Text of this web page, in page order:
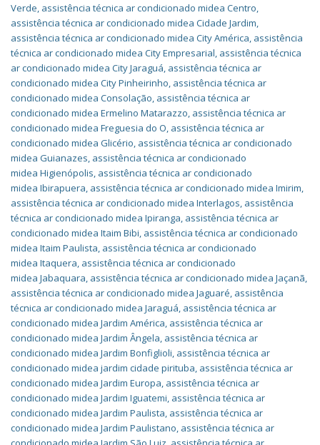
Verde, assistência técnica ar condicionado midea Centro,
assistência técnica ar condicionado midea Cidade Jardim,
assistência técnica ar condicionado midea City América, assistência
técnica ar condicionado midea City Empresarial, assistência técnica
ar condicionado midea City Jaraguá, assistência técnica ar
condicionado midea City Pinheirinho, assistência técnica ar
condicionado midea Consolação, assistência técnica ar
condicionado midea Ermelino Matarazzo, assistência técnica ar
condicionado midea Freguesia do O, assistência técnica ar
condicionado midea Glicério, assistência técnica ar condicionado
midea Guianazes, assistência técnica ar condicionado
midea Higienópolis, assistência técnica ar condicionado
midea Ibirapuera, assistência técnica ar condicionado midea Imirim,
assistência técnica ar condicionado midea Interlagos, assistência
técnica ar condicionado midea Ipiranga, assistência técnica ar
condicionado midea Itaim Bibi, assistência técnica ar condicionado
midea Itaim Paulista, assistência técnica ar condicionado
midea Itaquera, assistência técnica ar condicionado
midea Jabaquara, assistência técnica ar condicionado midea Jaçanã,
assistência técnica ar condicionado midea Jaguaré, assistência
técnica ar condicionado midea Jaraguá, assistência técnica ar
condicionado midea Jardim América, assistência técnica ar
condicionado midea Jardim Ângela, assistência técnica ar
condicionado midea Jardim Bonfiglioli, assistência técnica ar
condicionado midea jardim cidade pirituba, assistência técnica ar
condicionado midea Jardim Europa, assistência técnica ar
condicionado midea Jardim Iguatemi, assistência técnica ar
condicionado midea Jardim Paulista, assistência técnica ar
condicionado midea Jardim Paulistano, assistência técnica ar